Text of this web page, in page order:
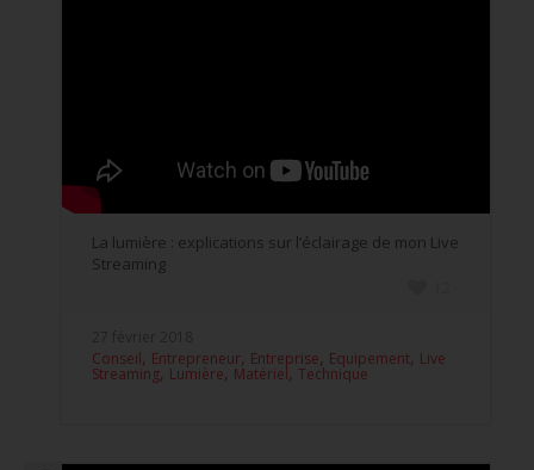
La lumière : explications sur l’éclairage de mon Live
Streaming
Conseil, Entrepreneur, Entreprise, Equipement, Live
Streaming, Lumière, Matériel , Technique